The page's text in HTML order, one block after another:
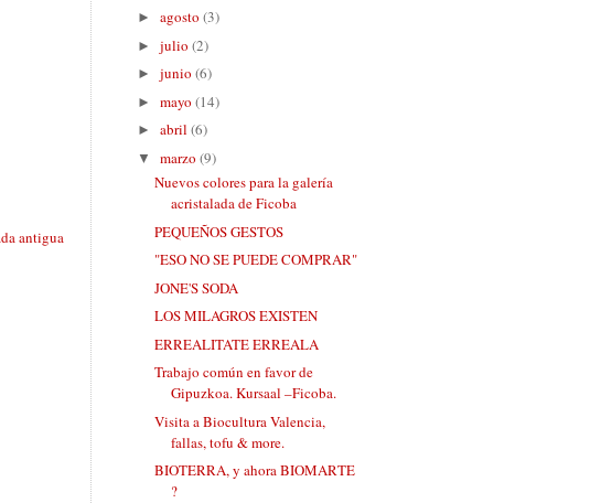
antigua
► agosto (3)
► julio (2)
► junio (6)
► mayo (14)
► abril (6)
▼ marzo (9)
Nuevos colores para la galería
acristalada de Ficoba
PEQUEÑOS GESTOS
"ESO NO SE PUEDE COMPRAR"
JONE'S SODA
LOS MILAGROS EXISTEN
ERREALITATE ERREALA
Trabajo común en favor de
Gipuzkoa. Kursaal –Ficoba.
Visita a Biocultura Valencia,
fallas, tofu & more.
BIOTERRA, y ahora BIOMARTE
?